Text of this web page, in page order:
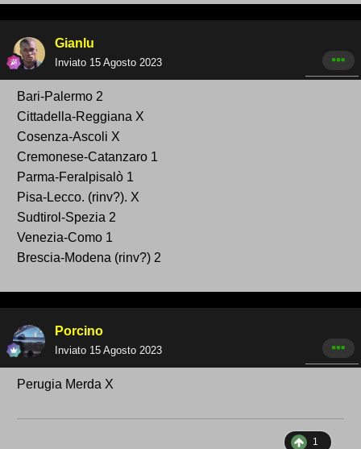
Gianlu
Inviato 15 Agosto 2023
Bari -Palerm o 2
Cittadella-Reg giana X
Cosenza-Ascoli X
Cremonese -Catanzaro 1
Parma-Feralpisalò 1
Pisa-Lecco. (rinv?). X
Sudtirol-Spezia 2
Venezia-Como 1
Brescia-Modena (rinv? ) 2
Porcino
Inviato 15 Agosto 2023
Perugia Merda X
1